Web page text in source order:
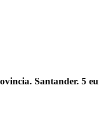
Santander. 5